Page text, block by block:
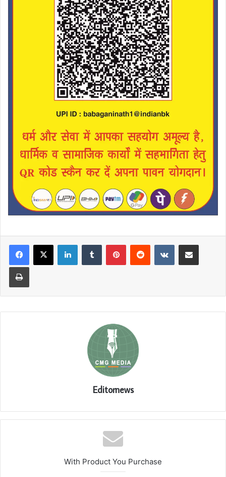
LinkedInTumblr PinterestReddit VKontakteShare via Email
Print
Editornews
With Product You Purchase